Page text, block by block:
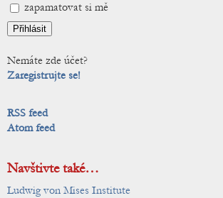
zapamatovat si mě
Nemáte zde účet?
Zaregistrujte se!
RSS feed
Atom feed
Navštivte také…
Ludwig von Mises Institute